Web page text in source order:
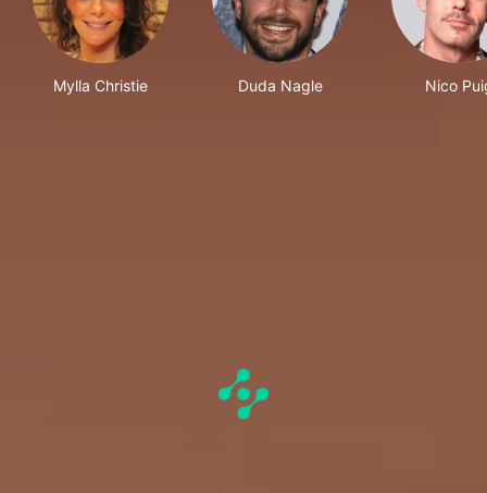
Mylla Christie Duda Nagle Nico